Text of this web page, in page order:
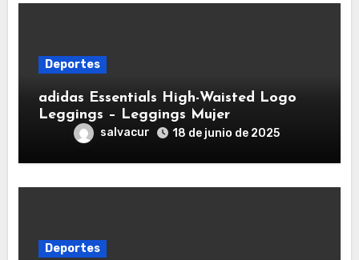
Deportes
adidas Essentials High-Waisted Logo
Leggings – Leggings Mujer
salvacur 18 de junio de 2025
Deportes